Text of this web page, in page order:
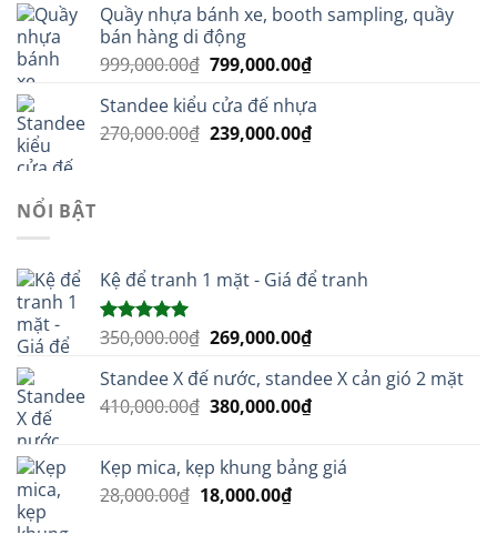
28,000.00₫.là:
Quầy nhựa bánh xe, booth sampling, quầy
bán hàng di động
999,000.00₫ Giá
là:
999,000.00₫.
799,000.00₫Giá
tại
là:
Standee kiểu cửa đế nhựa
270,000.00₫ Giá
239,000.00₫Giá
NỔI BẬT
Kệ để tranh 1 mặt - Giá để tranh
Được xếp
5 sao
350,000.00₫ Giá
là:
350,000.00₫.
269,000.00₫Giá
tại
là:
Standee X đế nước, standee X cản gió 2 mặt
410,000.00₫ Giá
410,000.00₫.
380,000.00₫Giá
là:
Kẹp mica, kẹp khung bảng giá
28,000.00₫ Giá
18,000.00₫Giá